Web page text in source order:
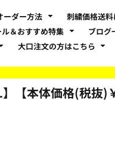
ーダー方法
刺繍価格送
＆おすすめ特集
ブログ
大口注文の方はこちら
【本体価格(税抜)